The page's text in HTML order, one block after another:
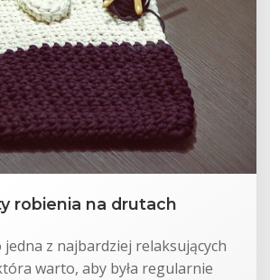
robienia na drutach
z najbardziej relaksujących
warto, aby była regularnie